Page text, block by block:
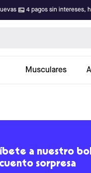
4 pagos sin intereses,
Musculares
a nuestro
sorpresa